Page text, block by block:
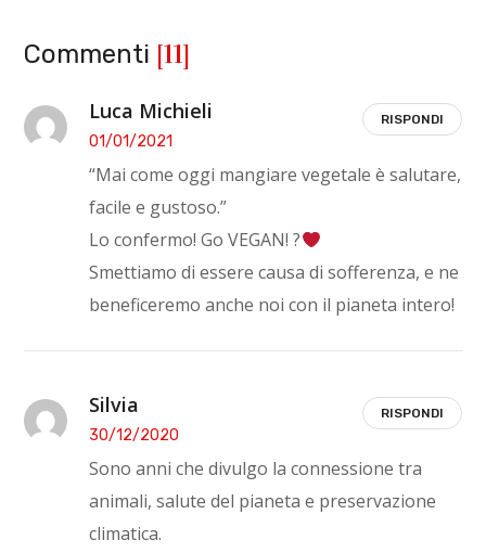
Commenti [11]
Luca Michieli
01/01/2021
“Mai come oggi mangiare vegetale è salutare,
facile e gustoso.”
Lo confermo! Go VEGAN! ?
Smettiamo di essere causa di sofferenza, e ne
beneficeremo anche noi con il pianeta intero!
RISPONDI
Silvia
30/12/2020
Sono anni che divulgo la connessione tra
animali, salute del pianeta e preservazione
climatica.
RISPONDI